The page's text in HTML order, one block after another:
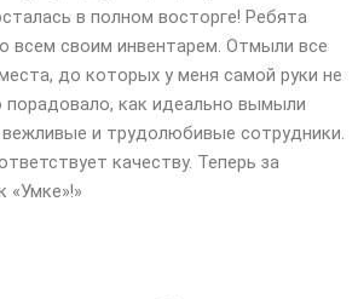
в полном восторге! Ребята
всем своим инвентарем. Отмыли все
до которых у меня самой руки не
как идеально вымыли
и трудолюбивые сотрудники.
качеству. Теперь за
«Умке»!»